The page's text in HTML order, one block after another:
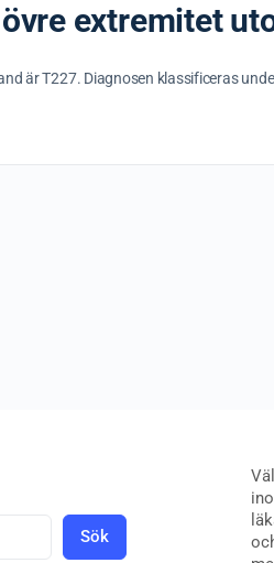
extremitet
är T227. Diagnosen klassificeras
Sök